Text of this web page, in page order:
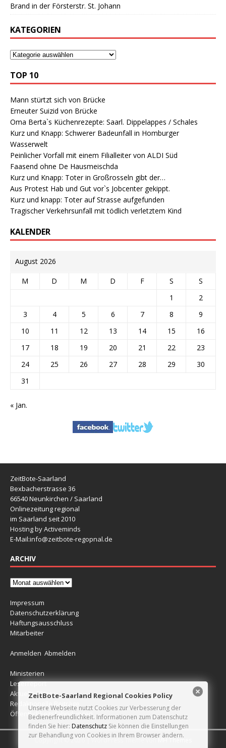
Brand in der Försterstr. St. Johann
KATEGORIEN
TOP 10
Mann stürtzt sich von Brücke
Erneuter Suizid von Brücke
Oma Berta`s Küchenrezepte: Saarl. Dippelappes / Schales
Kurz und Knapp: Schwerer Badeunfall in Homburger
Wasserwelt
Peinlicher Vorfall mit einem Filialleiter von ALDI Süd
Faasend ohne De Hausmeischda
Kurz und Knapp: Toter in Großrosseln gibt der…
Aus Protest Hab und Gut vor`s Jobcenter gekippt.
Kurz und knapp: Toter auf Strasse aufgefunden
Tragischer Verkehrsunfall mit tödlich verletztem Kind
KALENDER
August 2026
M D M D F S
S
1
2
3
4 5 6 7 8
9
10
11 12 13 14 15
16
17
18 19 20 21 22
23
24
25 26 27 28 29
30
31
« Jan.
ZeitBote-Saarland
Bexbacherstrasse 36
66540 Neunkirchen / Saarland
Onlinezeitung regional
im Saarland seit 2010
Hosting by Activeminds
E-Mail:info@zeitbote-regopnal.de
ARCHIV
Impressum
Datenschutzerklärung
Haftungsausschluss
Mitarbeiter
Anmelden Abmelden
Ministerien
Leserreport
Aktuelle Blitzer
Redaktionelle Beiträge
Öffentlichkeitsfahndungen
Copyright © 2026 | WordPress Theme vonMH Themes
ZeitBote-Saarland Regional Cookies Policy
Unsere Webseite nutzt Cookies zur Verbesserung der
Bedienerfreundlichkeit. Informationen zum Datenschutz
finden Sie hier: Datenschutz Sie können die Einstellungen
zur Behandlung von Cookies in Ihrem Browser ändern.